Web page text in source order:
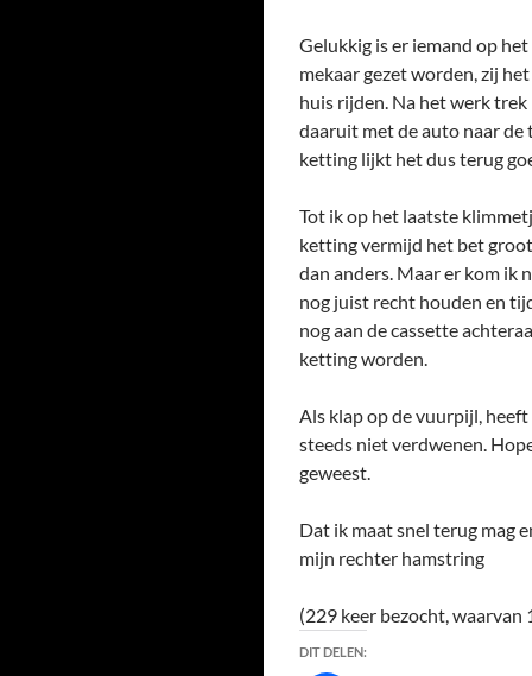
Gelukkig is er iemand op
mekaar gezet worden, zij
huis rijden. Na het werk
daaruit met de auto naar
ketting lijkt het dus terug
Tot ik op het laatste
ketting vermijd het bet
dan anders. Maar er kom ik
nog juist recht houden en
nog aan de cassette
ketting worden.
Als klap op de vuurpijl,
steeds niet verdwenen.
geweest.
Dat ik maat snel terug mag
mijn rechter hamstring
(229 keer bezocht, waarvan
DIT DELEN: